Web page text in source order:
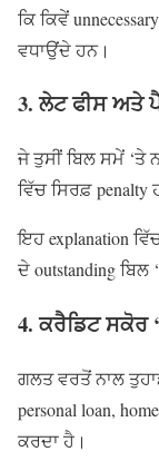
ਕਿ ਕਿਵੇਂ
ਵਧਾਉਂਦੇ ਹਨ।
3. ਲੇਟ ਫੀਸ ਅਤੇ
ਜੇ ਤੁਸੀਂ ਬਿਲ ਸਮੇਂ ‘ਤੇ
ਵਿੱਚ ਸਿਰਫ਼ penalty
ਇਹ explanation
ਦੇ outstanding ਬਿਲ
4. ਕਰੈਡਿਟ ਸਕੋਰ
ਗਲਤ ਵਰਤੋਂ ਨਾਲ
personal loan,
ਕਰਦਾ ਹੈ।